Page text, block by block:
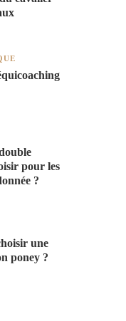
pour les
?
une
poney ?